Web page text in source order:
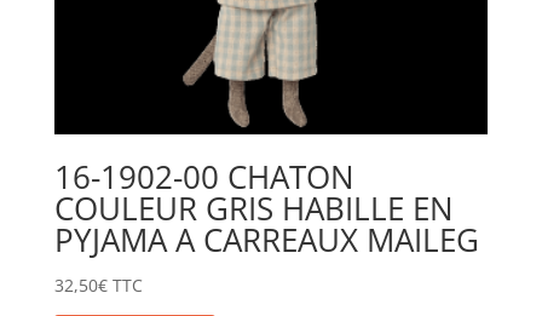
16-1902-00 CHATON
COULEUR GRIS HABILLE EN
PYJAMA A CARREAUX MAILEG
32,50€ TTC